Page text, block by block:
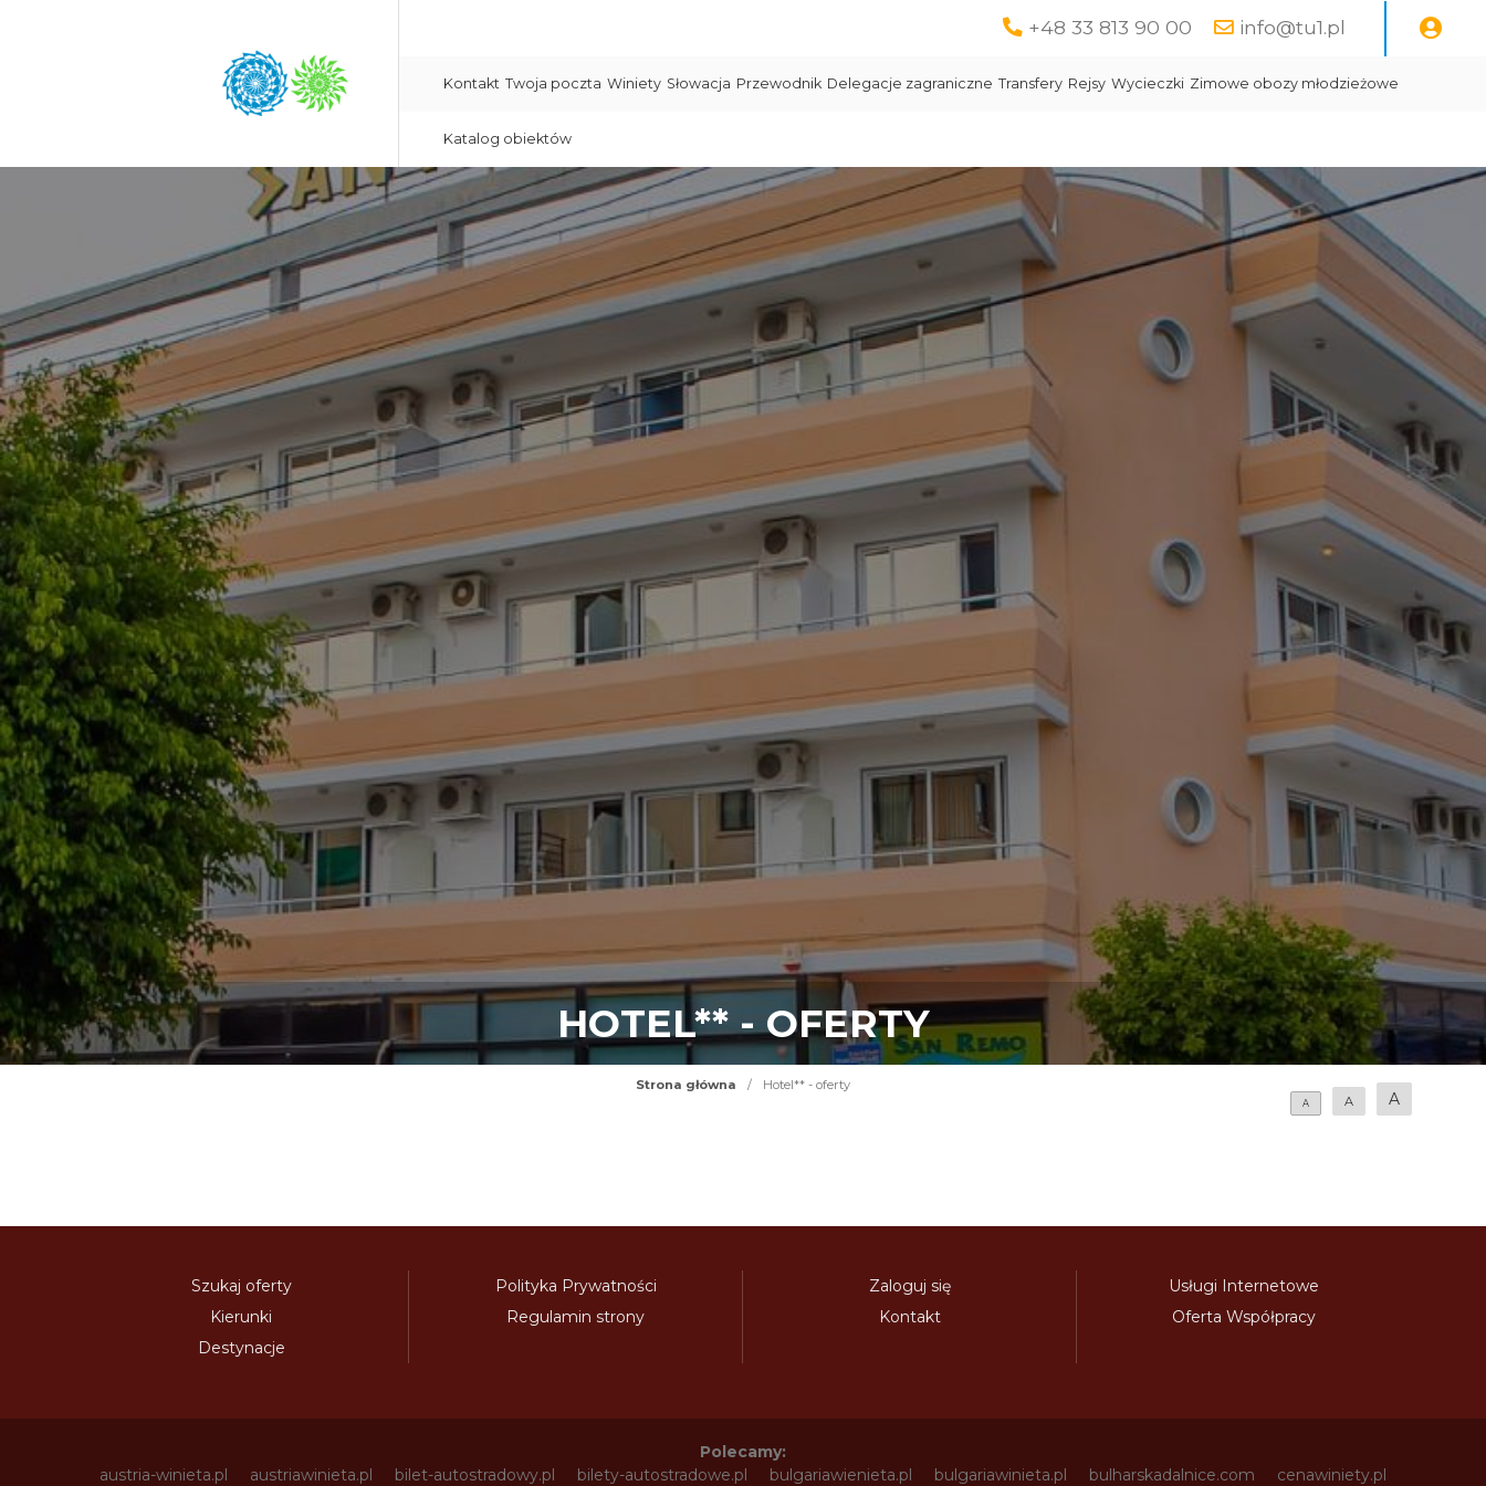
+48 33 813 90 00 info@tu1.pl
Kontakt Twoja poczta Winiety Słowacja Przewodnik Delegacje zagraniczne Transfery Rejsy Wycieczki Zimowe obozy młodzieżowe
Katalog obiektów
HOTEL** - OFERTY
Strona główna / Hotel** - oferty
A A A
Szukaj oferty
Kierunki
Destynacje
Polityka Prywatności
Regulamin strony
Zaloguj się
Kontakt
Usługi Internetowe
Oferta Współpracy
Polecamy:
austria-winieta.pl
austriawinieta.pl bilet-autostradowy.pl bilety-autostradowe.pl bulgariawienieta.pl bulgariawinieta.pl bulharskadalnice.com cenawiniety.pl